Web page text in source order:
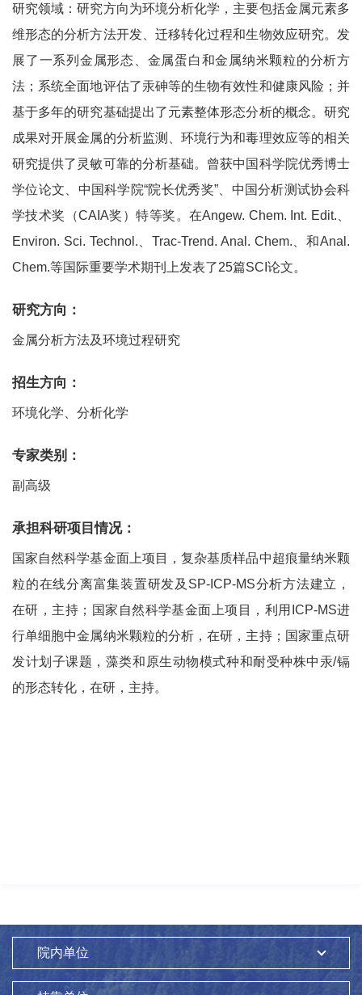
研究领域：研究方向为环境分析化学，主要包括金属元素多
维形态的分析方法开发、迁移转化过程和生物效应研究。发
展了一系列金属形态、金属蛋白和金属纳米颗粒的分析方
法；系统全面地评估了汞砷等的生物有效性和健康风险；并
基于多年的研究基础提出了元素整体形态分析的概念。研究
成果对开展金属的分析监测、环境行为和毒理效应等的相关
研究提供了灵敏可靠的分析基础。曾获中国科学院优秀博士
学位论文、中国科学院“院长优秀奖”、中国分析测试协会科
学技术奖（CAIA奖）特等奖。在Angew. Chem. Int. Edit.、
Environ. Sci. Technol.、Trac-Trend. Anal. Chem.、和Anal.
Chem.等国际重要学术期刊上发表了25篇SCI论文。
研究方向：
金属分析方法及环境过程研究
招生方向：
环境化学、分析化学
专家类别：
副高级
承担科研项目情况：
国家自然科学基金面上项目，复杂基质样品中超痕量纳米颗
粒的在线分离富集装置研发及SP-ICP-MS分析方法建立，
在研，主持；国家自然科学基金面上项目，利用ICP-MS进
行单细胞中金属纳米颗粒的分析，在研，主持；国家重点研
发计划子课题，藻类和原生动物模式种和耐受种株中汞/镉
的形态转化，在研，主持。
院内单位